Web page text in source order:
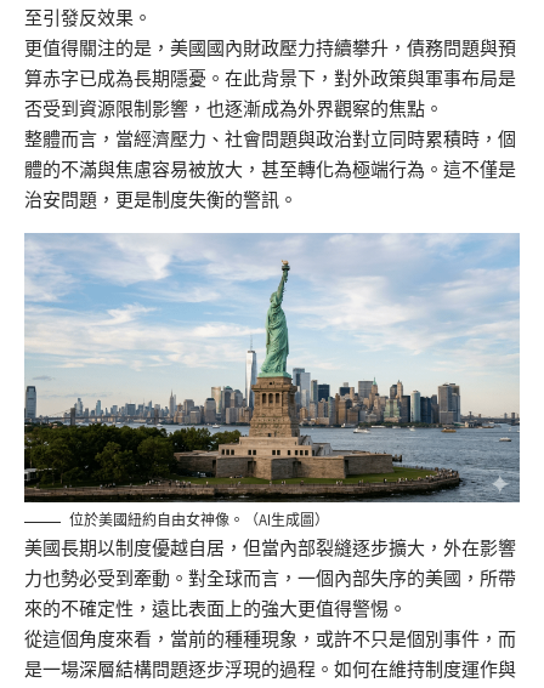
至引發反效果。
更值得關注的是，美國國內財政壓力持續攀升，債務問題與預
算赤字已成為長期隱憂。在此背景下，對外政策與軍事布局是
否受到資源限制影響，也逐漸成為外界觀察的焦點。
整體而言，當經濟壓力、社會問題與政治對立同時累積時，個
體的不滿與焦慮容易被放大，甚至轉化為極端行為。這不僅是
治安問題，更是制度失衡的警訊。
位於美國紐約自由女神像。（AI生成圖）
美國長期以制度優越自居，但當內部裂縫逐步擴大，外在影響
力也勢必受到牽動。對全球而言，一個內部失序的美國，所帶
來的不確定性，遠比表面上的強大更值得警惕。
從這個角度來看，當前的種種現象，或許不只是個別事件，而
是一場深層結構問題逐步浮現的過程。如何在維持制度運作與